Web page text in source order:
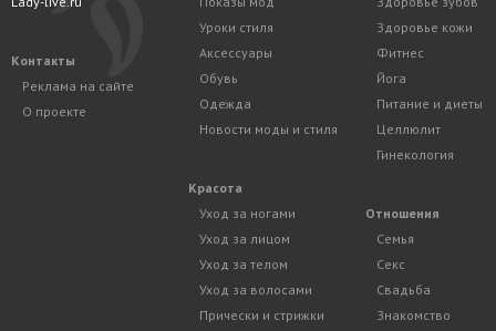
Контакты
Реклама на сайте
О проекте
Уроки стиля
Аксессуары
Обувь
Одежда
Новости моды и стиля
Красота
Уход за ногами
Уход за лицом
Уход за телом
Уход за волосами
Прически и стрижки
Здоровье кожи
Фитнес
Йога
Питание и диеты
Целлюлит
Гинекология
Отношения
Семья
Секс
Свадьба
Знакомство